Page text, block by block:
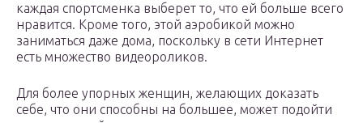
каждая спортсменка выберет то, что ей больше всего
нравится. Кроме того, этой аэробикой можно
заниматься даже дома, поскольку в сети Интернет
есть множество видеороликов.
Для более упорных женщин, желающих доказать
себе, что они способны на большее, может подойти